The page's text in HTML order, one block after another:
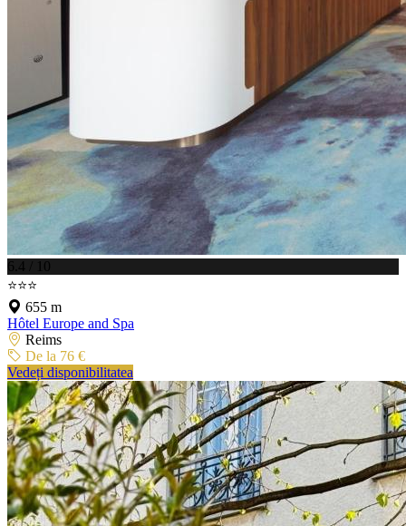
6.4 / 10
⭐⭐⭐
655 m
Hôtel Europe and Spa
Reims
De la 76 €
Vedeți disponibilitatea